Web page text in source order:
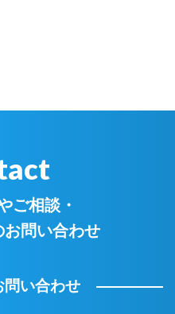
ご相談・
問い合わせ
問い合わせ